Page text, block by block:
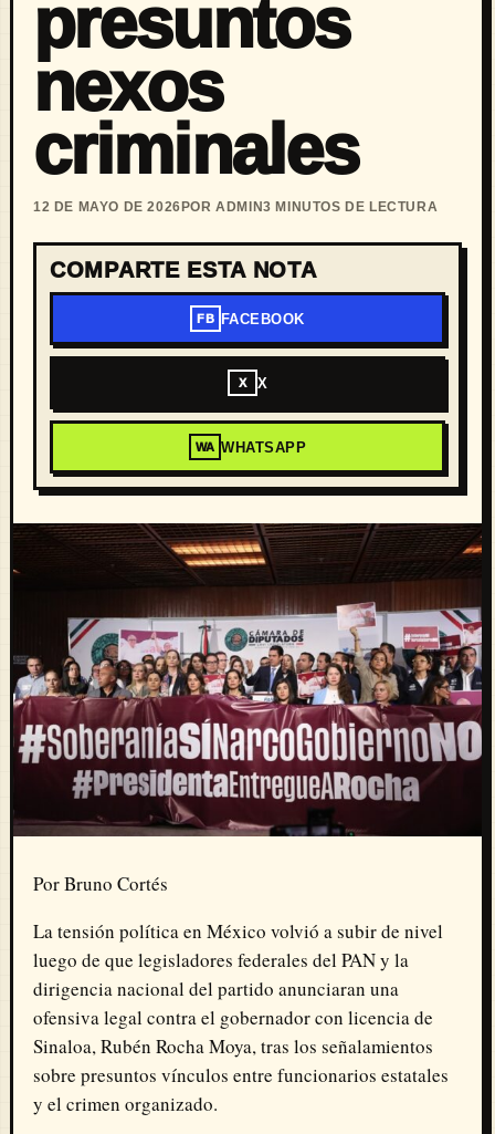
presuntos
nexos
criminales
12 DE MAYO DE 2026 POR ADMIN3 MINUTOS DE LECTURA
COMPARTE ESTA NOTA
FB FACEBOOK
X X
WA WHATSAPP
Por Bruno Cortés
La tensión política en México volvió a subir de nivel
luego de que legisladores federales del PAN y la
dirigencia nacional del partido anunciaran una
ofensiva legal contra el gobernador con licencia de
Sinaloa, Rubén Rocha Moya, tras los señalamientos
sobre presuntos vínculos entre funcionarios estatales
y el crimen organizado.